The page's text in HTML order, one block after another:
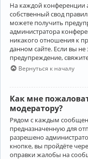
На каждой конференции
собственный свод
можете получить
администратора
никакого отношения к
данном сайте. Если вы не
предупреждение,
Вернуться к началу
Как мне
модератору?
Рядом с каждым
предназначенную для
разрешено
кнопке, вы пройдёте
оправки жалобы на